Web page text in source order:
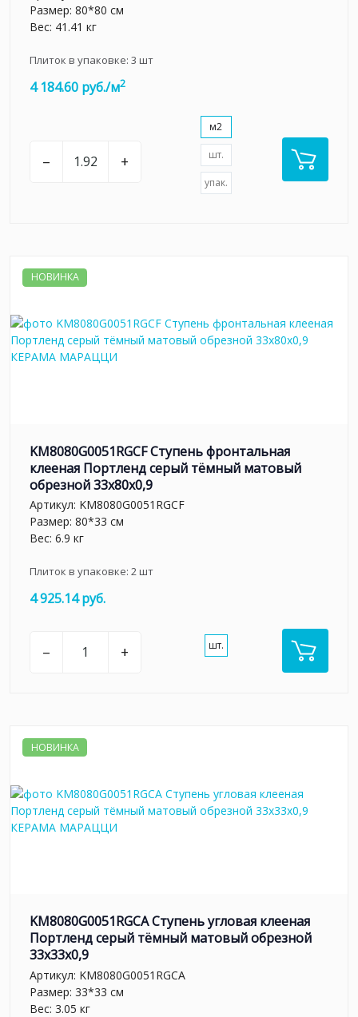
Размер: 80*80 см
Вес: 41.41 кг
Плиток в упаковке: 3 шт
4 184.60 руб./м2
– +
м2
шт.
упак.
НОВИНКА
KM8080G0051RGCF Ступень фронтальная
клееная Портленд серый тёмный матовый
обрезной 33x80x0,9
Артикул: KM8080G0051RGCF
Размер: 80*33 см
Вес: 6.9 кг
Плиток в упаковке: 2шт
4 925.14 руб.
– + шт.
НОВИНКА
KM8080G0051RGCA Ступень угловая клееная
Портленд серый тёмный матовый обрезной
33x33x0,9
Артикул: KM8080G0051RGCA
Размер: 33*33 см
Вес: 3.05 кг